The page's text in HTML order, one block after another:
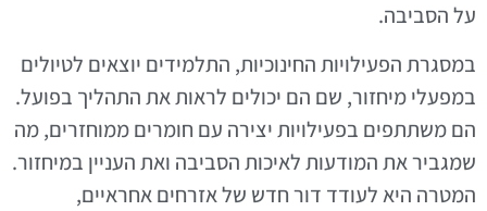
על הסביבה.
במסגרת הפעילויות החינוכיות, התלמידים יוצאים לטיולים
במפעלי מיחזור, שם הם יכולים לראות את התהליך בפועל.
הם משתתפים בפעילויות יצירה עם חומרים ממוחזרים, מה
שמגביר את המודעות לאיכות הסביבה ואת העניין במיחזור.
המטרה היא לעודד דור חדש של אזרחים אחראיים,